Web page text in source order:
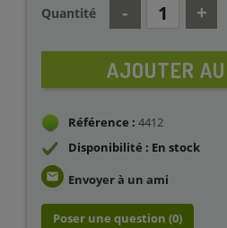
Quantité
AJOUTER
Référence : 4412
Disponibilité : En stock
email Envoyer à un ami
Poser une question (0)